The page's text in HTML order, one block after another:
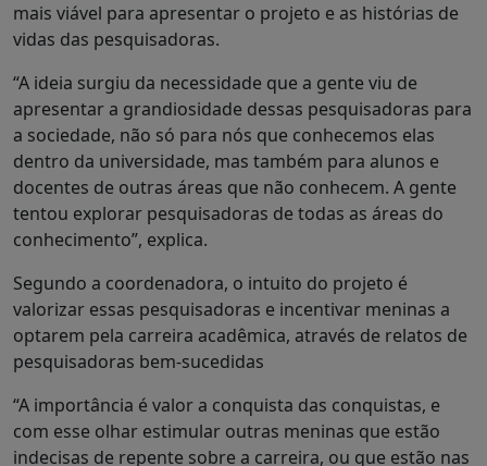
mais viável para apresentar o projeto e as histórias de
vidas das pesquisadoras.
“A ideia surgiu da necessidade que a gente viu de
apresentar a grandiosidade dessas pesquisadoras para
a sociedade, não só para nós que conhecemos elas
dentro da universidade, mas também para alunos e
docentes de outras áreas que não conhecem. A gente
tentou explorar pesquisadoras de todas as áreas do
conhecimento”, explica.
Segundo a coordenadora, o intuito do projeto é
valorizar essas pesquisadoras e incentivar meninas a
optarem pela carreira acadêmica, através de relatos de
pesquisadoras bem-sucedidas
“A importância é valor a conquista das conquistas, e
com esse olhar estimular outras meninas que estão
indecisas de repente sobre a carreira, ou que estão nas